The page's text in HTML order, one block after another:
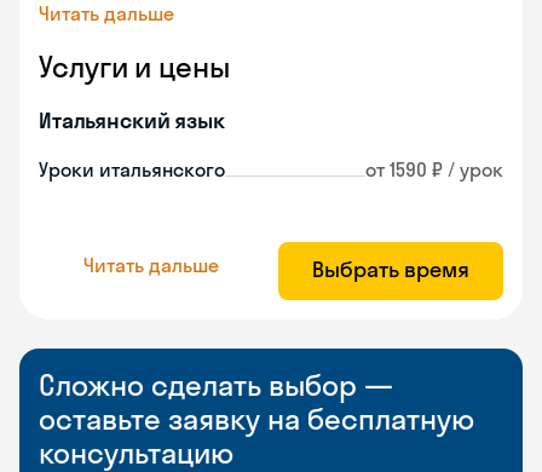
Читать дальше
Услуги и цены
Итальянский язык
Уроки итальянского от 1590 ₽ / урок
Читать дальше Выбрать время
Сложно сделать выбор —
оставьте заявку на бесплатную
консультацию